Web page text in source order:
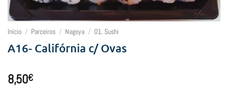
Início / Parceiros / Nagoya / 01. Sushi
A16- Califórnia c/ Ovas
8,50€